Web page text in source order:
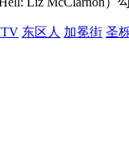
东区人 加冕街 圣